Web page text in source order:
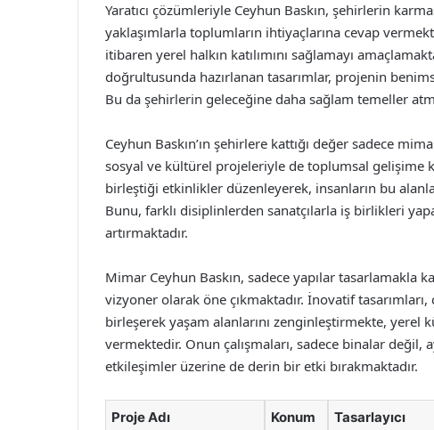
Yaratıcı çözümleriyle Ceyhun Baskın, şehirlerin
yaklaşımlarla toplumların ihtiyaçlarına cevap
itibaren yerel halkın katılımını sağlamayı
doğrultusunda hazırlanan tasarımlar, projenin
Bu da şehirlerin geleceğine daha sağlam temeller
Ceyhun Baskın’ın şehirlere kattığı değer sadece
sosyal ve kültürel projeleriyle de toplumsal gelişime
birleştiği etkinlikler düzenleyerek, insanların bu
Bunu, farklı disiplinlerden sanatçılarla iş birlikleri
artırmaktadır.
Mimar Ceyhun Baskın, sadece yapılar tasarlamakla
vizyoner olarak öne çıkmaktadır. İnovatif
birleşerek yaşam alanlarını zenginleştirmekte,
vermektedir. Onun çalışmaları, sadece binalar değil,
etkileşimler üzerine de derin bir etki bırakmaktadır.
Proje Adı Konum Tasarlayıcı